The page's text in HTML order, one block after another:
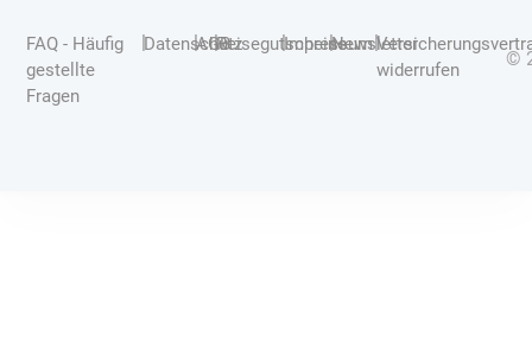
FAQ - Häufig
gestellte
Fragen
|Datenschutz
|AGB
|Reisegutscheine
|Impressum
|Newsletter
|
widerrufen
©